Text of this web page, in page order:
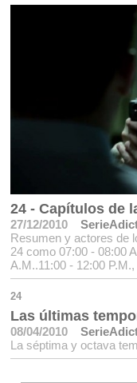
24 - Capítulos de
27/12/2010
Resumen y actores de
24 como 07:00 - 08:00
A.M..11:00 - 12:00 P.M.,
24
Las últimas
08/04/2010
La séptima y octava